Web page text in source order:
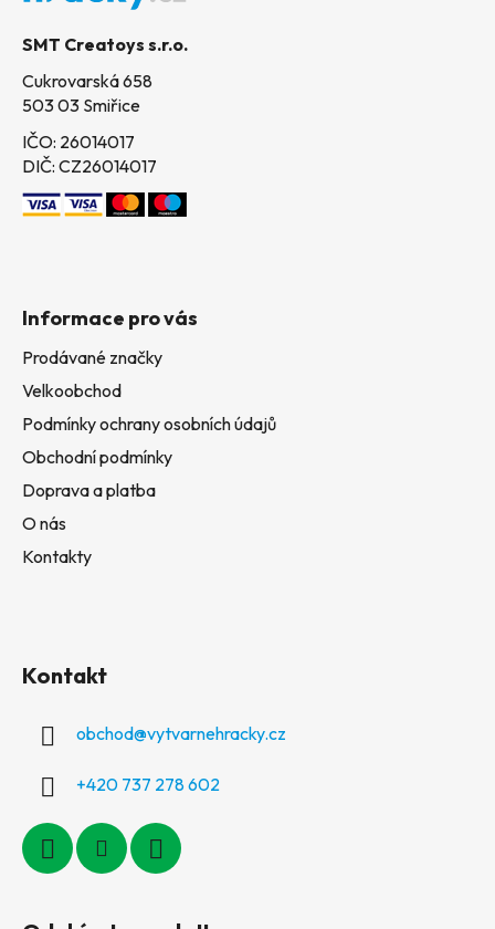
SMT Creatoys s.r.o.
Cukrovarská 658
503 03 Smiřice
IČO: 26014017
DIČ: CZ26014017
Informace pro vás
Prodávané značky
Velkoobchod
Podmínky ochrany osobních údajů
Obchodní podmínky
Doprava a platba
O nás
Kontakty
Kontakt
obchod@vytvarnehracky.cz
+420 737 278 602